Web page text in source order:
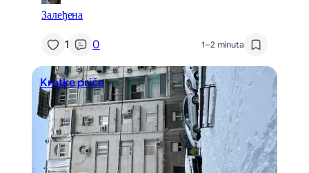
Залеђена
1 0 1–2 minuta
Kratke priče